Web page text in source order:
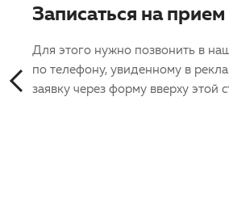
Записаться на прием
Для этого нужно позвонить в
по телефону, увиденному в
заявку через форму вверху этой